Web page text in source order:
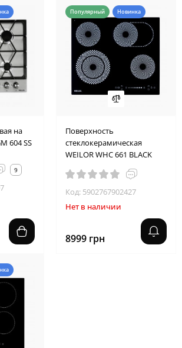
на
604 SS
9
Популярный Новинка
Поверхность
стеклокерамическая
WEILOR WHC 661 BLACK
Код: 5902767902427
Нет в наличии
8999 грн